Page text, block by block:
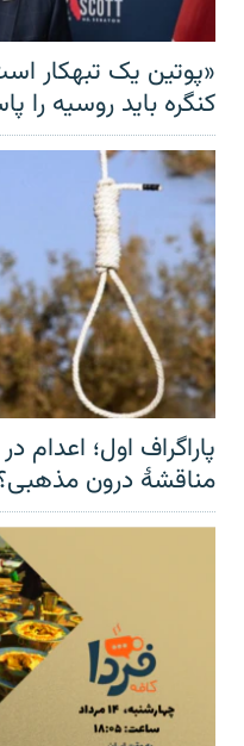
«پوتین یک تبهکار
کنگره باید روسیه را
پاراگراف اول؛ اعدام
مناقشهٔ درون